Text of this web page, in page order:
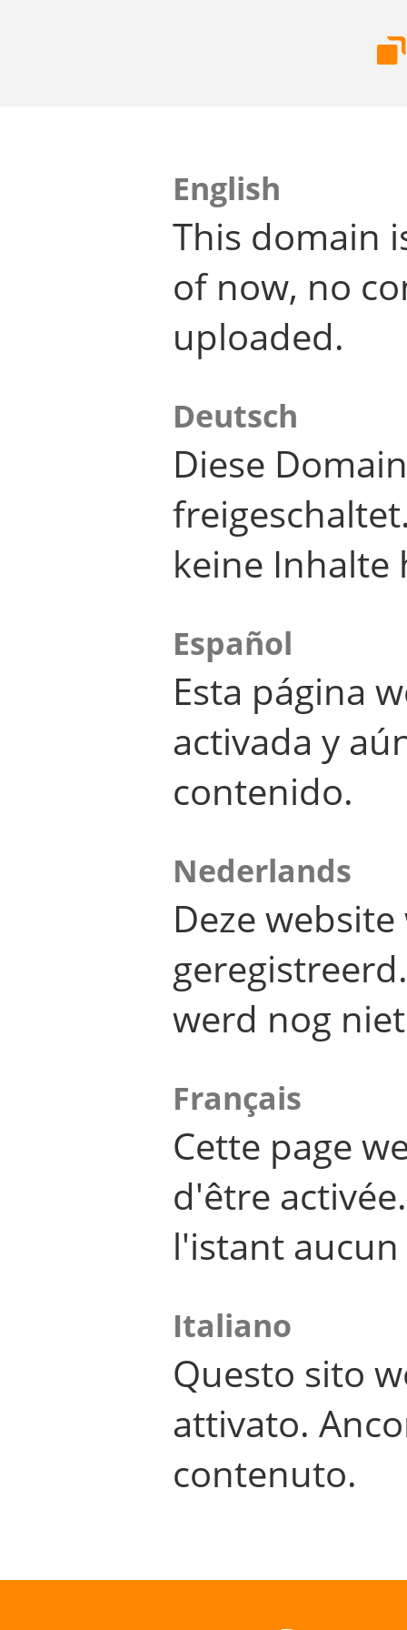
English
This domain
of now, no
uploaded.
Deutsch
Diese
keine Inhalte
Español
Esta página
activada y
contenido.
Nederlands
Deze
werd nog
Français
Cette page
d'être
l'istant
Italiano
Questo sito
attivato.
contenuto.